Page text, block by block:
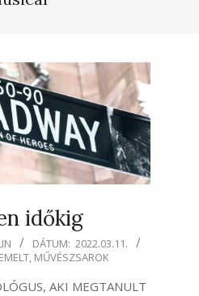
időkig
DÁTUM: 2022.03.11.
, MŰVÉSZSAROK
AKI MEGTANULT